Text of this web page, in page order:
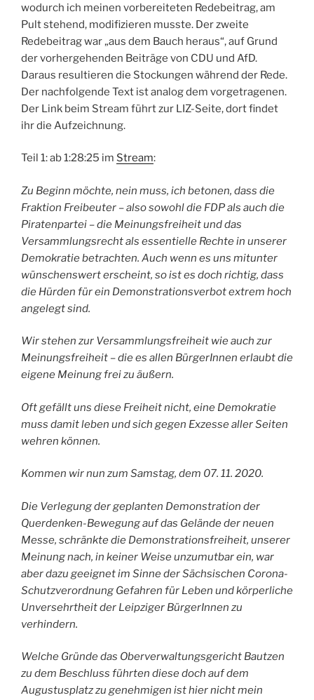
wodurch ich meinen vorbereiteten Redebeitrag, am
Pult stehend, modifizieren musste. Der zweite
Redebeitrag war „aus dem Bauch heraus“, auf Grund
der vorhergehenden Beiträge von CDU und AfD.
Daraus resultieren die Stockungen während der Rede.
Der nachfolgende Text ist analog dem vorgetragenen.
Der Link beim Stream führt zur LIZ-Seite, dort findet
ihr die Aufzeichnung.
Teil 1: ab 1:28:25 im Stream:
Zu Beginn möchte, nein muss, ich betonen, dass die
Fraktion Freibeuter – also sowohl die FDP als auch die
Piratenpartei – die Meinungsfreiheit und das
Versammlungsrecht als essentielle Rechte in unserer
Demokratie betrachten. Auch wenn es uns mitunter
wünschenswert erscheint, so ist es doch richtig, dass
die Hürden für ein Demonstrationsverbot extrem hoch
angelegt sind.
Wir stehen zur Versammlungsfreiheit wie auch zur
Meinungsfreiheit – die es allen BürgerInnen erlaubt die
eigene Meinung frei zu äußern.
Oft gefällt uns diese Freiheit nicht, eine Demokratie
muss damit leben und sich gegen Exzesse aller Seiten
wehren können.
Kommen wir nun zum Samstag, dem 07. 11. 2020.
Die Verlegung der geplanten Demonstration der
Querdenken-Bewegung auf das Gelände der neuen
Messe, schränkte die Demonstrationsfreiheit, unserer
Meinung nach, in keiner Weise unzumutbar ein, war
aber dazu geeignet im Sinne der Sächsischen Corona-
Schutzverordnung Gefahren für Leben und körperliche
Unversehrtheit der Leipziger BürgerInnen zu
verhindern.
Welche Gründe das Oberverwaltungsgericht Bautzen
zu dem Beschluss führten diese doch auf dem
Augustusplatz zu genehmigen ist hier nicht mein